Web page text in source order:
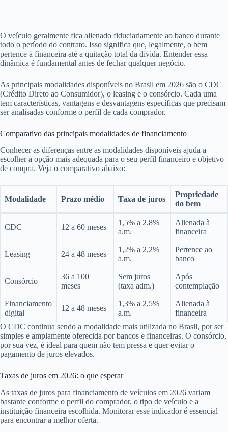
O veículo geralmente fica alienado fiduciariamente ao banco durante
todo o período do contrato. Isso significa que, legalmente, o bem
pertence à financeira até a quitação total da dívida. Entender essa
dinâmica é fundamental antes de fechar qualquer negócio.
As principais modalidades disponíveis no Brasil em 2026 são o CDC
(Crédito Direto ao Consumidor), o leasing e o consórcio. Cada uma
tem características, vantagens e desvantagens específicas que precisam
ser analisadas conforme o perfil de cada comprador.
Comparativo das principais modalidades de financiamento
Conhecer as diferenças entre as modalidades disponíveis ajuda a
escolher a opção mais adequada para o seu perfil financeiro e objetivo
de compra. Veja o comparativo abaixo:
Modalidade Prazo médio Taxa de juros
Propriedade
do bem
CDC 12 a 60 meses
1,5% a 2,8%
a.m.
Alienada à
financeira
Leasing 24 a 48 meses
1,2% a 2,2%
a.m.
Pertence ao
banco
Consórcio
36 a 100
meses
Sem juros
(taxa adm.)
Após
contemplação
Financiamento
digital
12 a 48 meses
1,3% a 2,5%
a.m.
Alienada à
financeira
O CDC continua sendo a modalidade mais utilizada no Brasil, por ser
simples e amplamente oferecida por bancos e financeiras. O consórcio,
por sua vez, é ideal para quem não tem pressa e quer evitar o
pagamento de juros elevados.
Taxas de juros em 2026: o que esperar
As taxas de juros para financiamento de veículos em 2026 variam
bastante conforme o perfil do comprador, o tipo de veículo e a
instituição financeira escolhida. Monitorar esse indicador é essencial
para encontrar a melhor oferta.